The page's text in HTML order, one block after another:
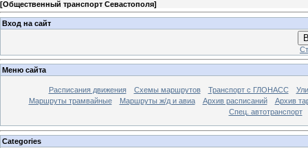
[Общественный транспорт Севастополя]
Вход на сайт
Меню сайта
Расписания движения Схемы маршрутов Транспорт с ГЛОНАСС
Маршруты трамвайные
Маршруты ж/д и авиа Архив расписаний
Архив
Спец. автотранспорт
Categories